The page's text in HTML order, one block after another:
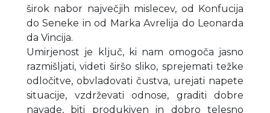
širok nabor največjih mislecev, od Konfucija
do Seneke in od Marka Avrelija do Leonarda
da Vincija.
Umirjenost je ključ, ki nam omogoča jasno
razmišljati, videti širšo sliko, sprejemati težke
odločitve, obvladovati čustva, urejati napete
situacije, vzdrževati odnose, graditi dobre
navade, biti produkiven in dobro telesno